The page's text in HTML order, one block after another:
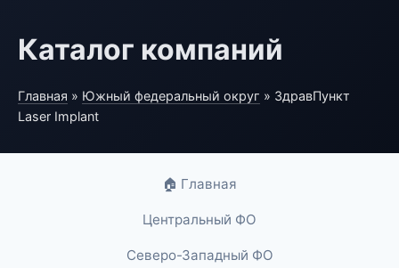
Каталог компаний
Главная » Южный федеральный округ » ЗдравПункт
Laser Implant
🏠 Главная
Центральный ФО
Северо-Западный ФО